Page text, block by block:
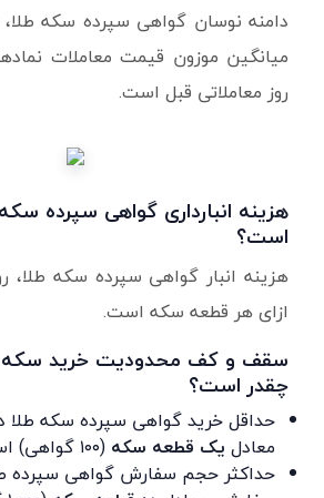
دامنه نوسان گواهی سپرده سکه طلا،
میانگین موزون قیمت معاملات
روز معاملاتی قبل است.
هزینه انبارداری گواهی سپرده
است؟
هزینه انبار گواهی سپرده سکه طلا،
ازای هر قطعه سکه است.
سقف و کف محدودیت خرید سکه
چقدر است؟
حداقل خرید گواهی سپرده سکه طلا
معادل یک قطعه سکه (۱۰۰ گواهی) است.
حداکثر حجم سفارش گواهی سپرده